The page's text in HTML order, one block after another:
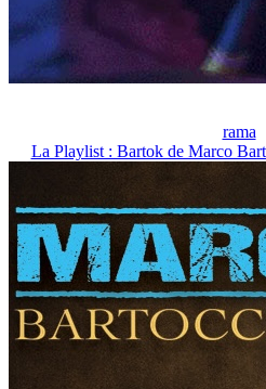
rama
La Playlist : Bartok de Marco